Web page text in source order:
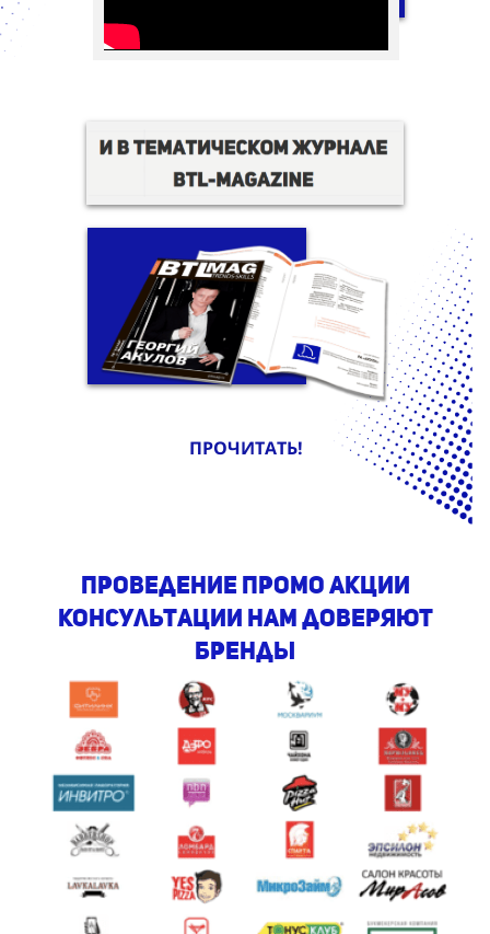
ПРОЧИТАТЬ!
проведение промо акции
консультации Нам доверяют
бренды